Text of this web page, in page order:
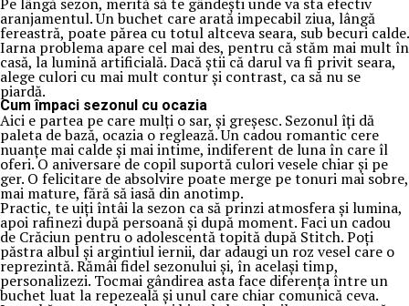
aranjamentul. Un buchet care arată impecabil ziua, lângă
fereastră, poate părea cu totul altceva seara, sub becuri calde.
Iarna problema apare cel mai des, pentru că stăm mai mult în
casă, la lumină artificială. Dacă știi că darul va fi privit seara,
alege culori cu mai mult contur și contrast, ca să nu se
piardă.
Cum împaci sezonul cu ocazia
Aici e partea pe care mulți o sar, și greșesc. Sezonul îți dă
paleta de bază, ocazia o reglează. Un cadou romantic cere
nuanțe mai calde și mai intime, indiferent de luna în care îl
oferi. O aniversare de copil suportă culori vesele chiar și pe
ger. O felicitare de absolvire poate merge pe tonuri mai sobre,
mai mature, fără să iasă din anotimp.
Practic, te uiți întâi la sezon ca să prinzi atmosfera și lumina,
apoi rafinezi după persoană și după moment. Faci un cadou
de Crăciun pentru o adolescentă topită după Stitch. Poți
păstra albul și argintiul iernii, dar adaugi un roz vesel care o
reprezintă. Rămâi fidel sezonului și, în același timp,
personalizezi. Tocmai gândirea asta face diferența între un
buchet luat la repezeală și unul care chiar comunică ceva.